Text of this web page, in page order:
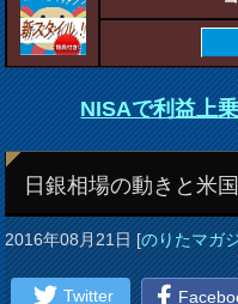
NISAで利益上
日銀相場の動きと米
2016年08月21日[のりたマガ
Twitter